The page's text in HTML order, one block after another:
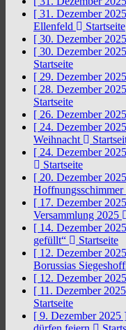
[ 31. Dezember
Ellenfeld
Startseite
[ 30. Dezember
[ 30. Dezember
Startseite
[ 29. Dezember
[ 28. Dezember
Startseite
[ 26. Dezember
[ 24. Dezember
Weihnacht
[ 24. Dezember
Startseite
[ 20. Dezember
Hoffnungsschimmer
[ 17. Dezember
Versammlung 2025
[ 14. Dezember
gefüllt“
Startseite
[ 12. Dezember
Borussias
[ 12. Dezember
[ 11. Dezember
Startseite
[ 9. Dezember 2025